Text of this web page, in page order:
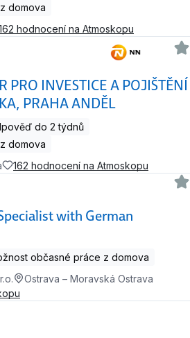
domova
hodnocení na Atmoskopu
PRO INVESTICE A POJIŠTĚNÍ
PRAHA ANDĚL
do 2 týdnů
domova
162 hodnocení na Atmoskopu
with German
občasné práce z domova
Ostrava – Moravská Ostrava